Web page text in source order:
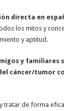
directa en
los mitos y
y aptitud.
y familiares
cáncer/tumor
tratar de forma